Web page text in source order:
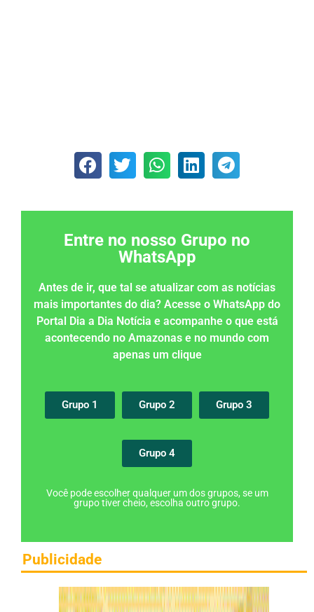
Entre no nosso Grupo no
WhatsApp
Antes de ir, que tal se atualizar com as notícias
mais importantes do dia? Acesse o WhatsApp do
Portal Dia a Dia Notícia e acompanhe o que está
acontecendo no Amazonas e no mundo com
apenas um clique
Grupo 1 Grupo 2 Grupo 3
Grupo 4
Você pode escolher qualquer um dos grupos, se um
grupo tiver cheio, escolha outro grupo.
Publicidade